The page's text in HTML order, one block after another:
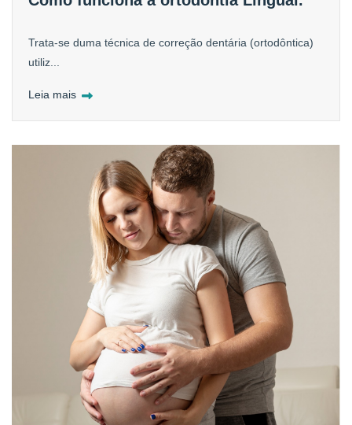
Trata-se duma técnica de correção dentária (ortodôntica)
utiliz...
Leia mais